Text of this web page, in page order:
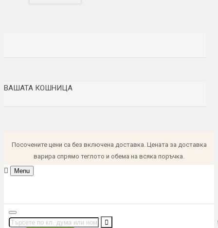
ВАШАТА КОШНИЦА
Посочените цени са без включена доставка. Цената за доставка
варира спрямо теглото и обема на всяка поръчка.
Menu